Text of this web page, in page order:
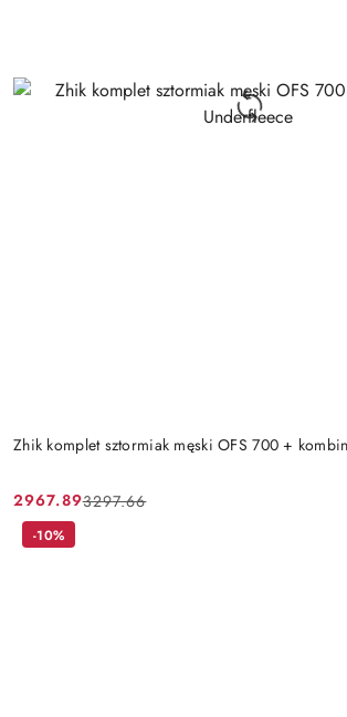
Zhik komplet sztormiak męski OFS 700 +
Cena
promocyjna:
2967.89
Cena
przed
3297.66
-10%